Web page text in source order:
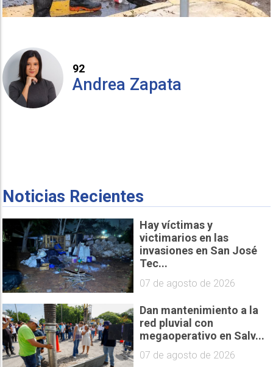
92
Andrea Zapata
Noticias Recientes
Hay víctimas y
victimarios en las
invasiones en San José
Tec...
07 de agosto de 2026
Dan mantenimiento a la
red pluvial con
megaoperativo en Salv...
07 de agosto de 2026